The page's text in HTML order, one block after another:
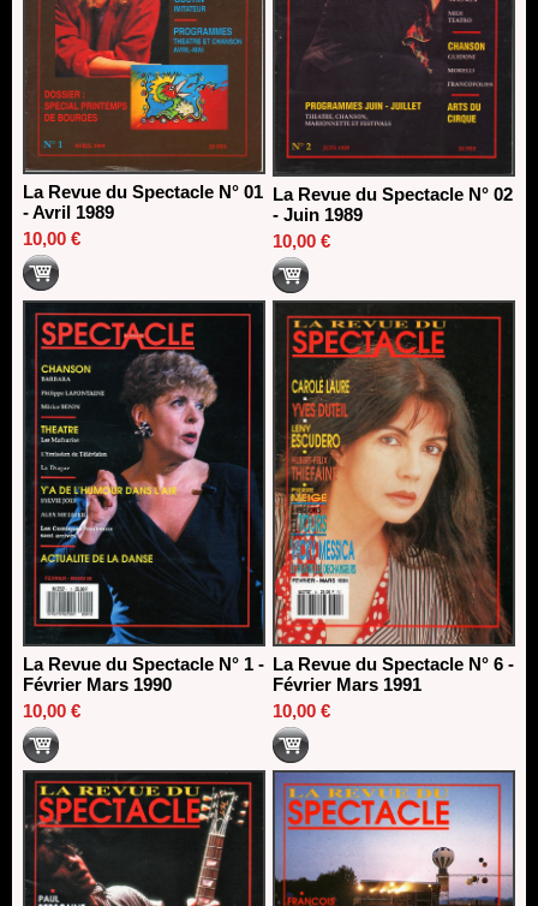
La Revue du Spectacle N° 01
- Avril 1989
10,00 €
La Revue du Spectacle N° 02
- Juin 1989
10,00 €
La Revue du Spectacle N° 1 -
Février Mars 1990
10,00 €
La Revue du Spectacle N° 6 -
Février Mars 1991
10,00 €